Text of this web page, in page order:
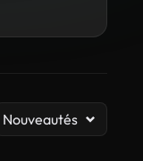
Nouveautés